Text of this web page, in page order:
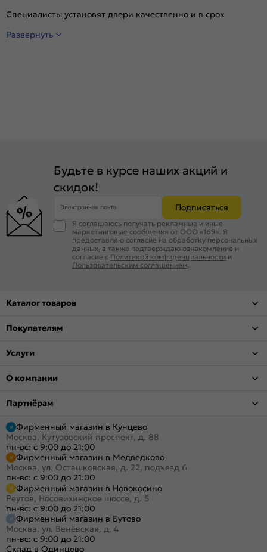
Специалисты установят двери качественно и в срок
Развернуть
Будьте в курсе наших акций и
скидок!
Электронная почта Подписаться
Я соглашаюсь получать рекламные и иные
маркетинговые сообщения от ООО «169». Я
предоставляю согласие на обработку персональных
данных, а также подтверждаю ознакомление и
согласие с Политикой конфиденциальности и
Пользовательским соглашением
Каталог товаров
Покупателям
Услуги
О компании
Партнёрам
Фирменный магазин в Кунцево
Москва, Кутузовский проспект, д. 88
пн-вс: с 9:00 до 21:00
Фирменный магазин в Медведково
Москва, ул. Осташковская, д. 22, подъезд 6
пн-вс: с 9:00 до 21:00
Фирменный магазин в Новокосино
Реутов, Носовихинское шоссе, д. 5
пн-вс: с 9:00 до 21:00
Фирменный магазин в Бутово
Москва, ул. Венёвская, д. 4
пн-вс: с 9:00 до 21:00
Склад в Одинцово